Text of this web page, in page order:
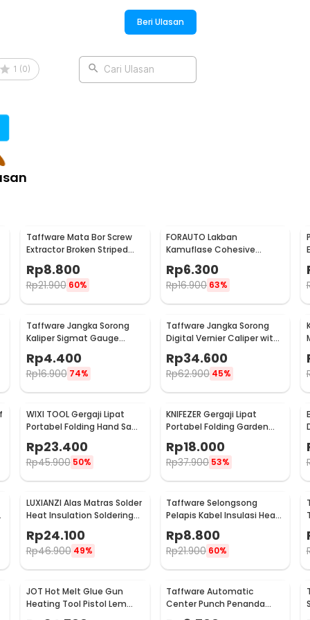
Shock Proof - NK01
Beri Ulasan
1 (0) Cari Ulasan
Taffware Mata Bor Screw
Extractor Broken Striped
Screw Remover 4 PCS - S2
Rp8.800
Rp21.900 60%
FORAUTO Lakban
Kamuflase Cohesive
Bandage Tape Hunting
4.5M 50mm - H10
Rp6.300
Rp16.900 63%
Taffware Jangka Sorong
Kaliper Sigmat Gauge
600
Rp4.400
Rp16.900 74%
Taffware Jangka Sorong
Digital Vernier Caliper with
LCD Screen 150mm - JIGO-
150
Rp34.600
Rp62.900 45%
WIXI TOOL Gergaji Lipat
Portabel Folding Hand Saw
39cm - JSZ-002
Rp23.400
Rp45.900 50%
KNIFEZER Gergaji Lipat
Portabel Folding Garden
Hand Saw - LA145
Rp18.000
Rp37.900 53%
LUXIANZI Alas Matras Solder
Heat Insulation Soldering
Rp24.100
Rp46.900 49%
Taffware Selongsong
Pelapis Kabel Insulasi Heat
Shrink Tube 127 PCS - RSG-
AHZ
Rp8.800
Rp21.900 60%
JOT Hot Melt Glue Gun
Heating Tool Pistol Lem
Taffware Automatic
Center Punch Penanda
Titik Bor